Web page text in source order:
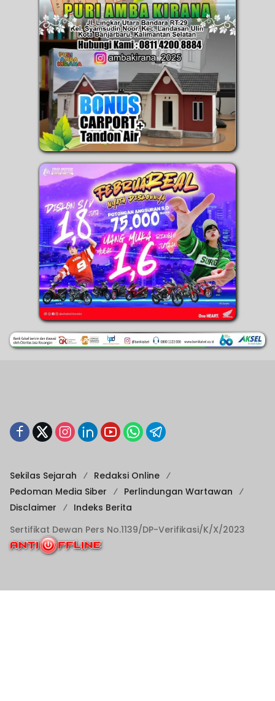
Sekilas Sejarah
Redaksi Online
Pedoman Media Siber
Perlindungan Wartawan
Disclaimer
Indeks Berita
Sertifikat Dewan Pers No.1139/DP-Verifikasi/K/X/2023